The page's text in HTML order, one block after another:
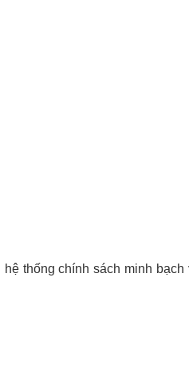
thống chính sách minh bạch